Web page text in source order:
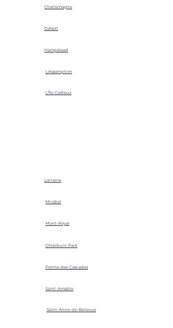
Charlemagne
Delson
Hampstead
L'Assomption
L'Île-Cadieux
Lorraine
Mirabel
Mont-Royal
Otterburn Park
Pointe-des-Cascades
Saint-Amable
Saint-Anne-de-Bellevue